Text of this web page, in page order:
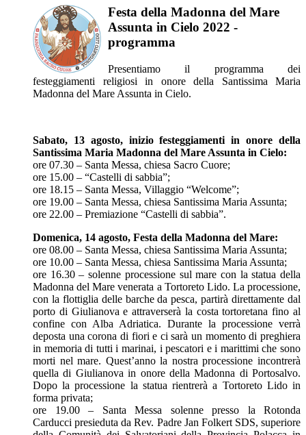
Festa della Madonna del Mare
Assunta in Cielo 2022 -
programma
Presentiamo il programma dei
festeggiamenti religiosi in onore della Santissima Maria
Madonna del Mare Assunta in Cielo.
Sabato, 13 agosto, inizio festeggiamenti in onore della
Santissima Maria Madonna del Mare Assunta in Cielo:
ore 07.30 – Santa Messa, chiesa Sacro Cuore;
ore 15.00 – “Castelli di sabbia”;
ore 18.15 – Santa Messa, Villaggio “Welcome”;
ore 19.00 – Santa Messa, chiesa Santissima Maria Assunta;
ore 22.00 – Premiazione “Castelli di sabbia”.
Domenica, 14 agosto, Festa della Madonna del Mare:
ore 08.00 – Santa Messa, chiesa Santissima Maria Assunta;
ore 10.00 – Santa Messa, chiesa Santissima Maria Assunta;
ore 16.30 – solenne processione sul mare con la statua della
Madonna del Mare venerata a Tortoreto Lido. La processione,
con la flottiglia delle barche da pesca, partirà direttamente dal
porto di Giulianova e attraverserà la costa tortoretana fino al
confine con Alba Adriatica. Durante la processione verrà
deposta una corona di fiori e ci sarà un momento di preghiera
in memoria di tutti i marinai, i pescatori e i marittimi che sono
morti nel mare. Quest’anno la nostra processione incontrerà
quella di Giulianova in onore della Madonna di Portosalvo.
Dopo la processione la statua rientrerà a Tortoreto Lido in
forma privata;
ore 19.00 – Santa Messa solenne presso la Rotonda
Carducci presieduta da Rev. Padre Jan Folkert SDS, superiore